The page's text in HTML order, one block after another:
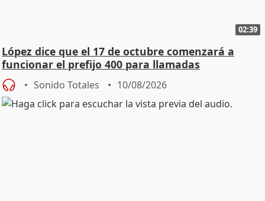
02:39
López dice que el 17 de octubre comenzará a
funcionar el prefijo 400 para llamadas
comerciales
Sonido Totales 10/08/2026